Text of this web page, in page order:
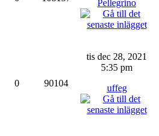
Pellegrino
0 90104
tis dec 28, 2021
5:35 pm
uffeg